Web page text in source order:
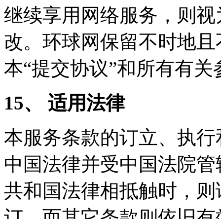
继续享用网络服务，则
改。环球网保留不时地
本“提交协议”和所有有
15、 适用法律
本服务条款的订立、执
中国法律并受中国法院
共和国法律相抵触时，